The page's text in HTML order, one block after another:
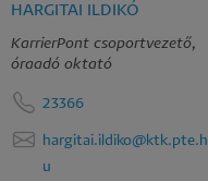
HARGITAI ILDIKÓ
KarrierPont csoportvezető,
óraadó oktató
23366
hargitai.ildiko@ktk.pte.h
u